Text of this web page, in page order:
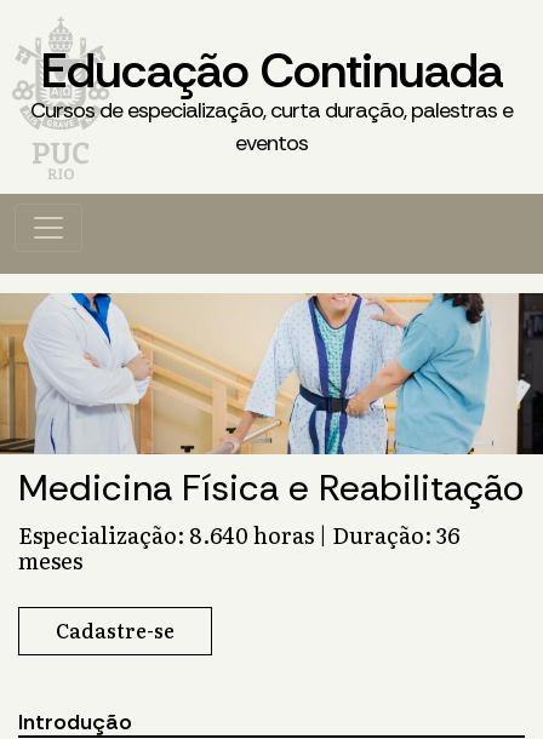
Educação Continuada
Cursos de especialização, curta duração, palestras e
eventos
Medicina Física e Reabilitação
Especialização: 8.640 horas | Duração: 36
meses
Cadastre-se
Introdução